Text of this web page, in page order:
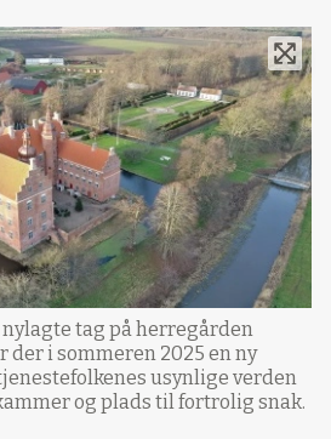
tag på herregården
der i sommeren 2025 en ny
usynlige verden
og plads til fortrolig snak.